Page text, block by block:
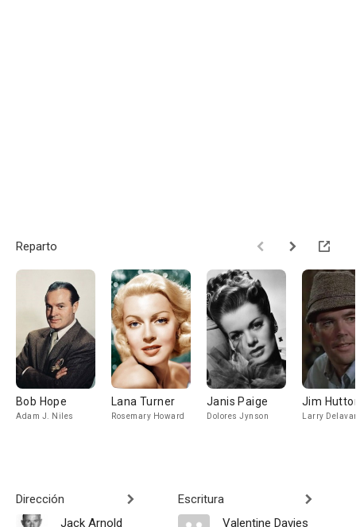
Reparto
Bob Hope
Adam J. Niles
Lana Turner
Rosemary Howard
Janis Paige
Dolores Jynson
Jim
Larry
Dirección
Jack Arnold
Escritura
Valentine Davies